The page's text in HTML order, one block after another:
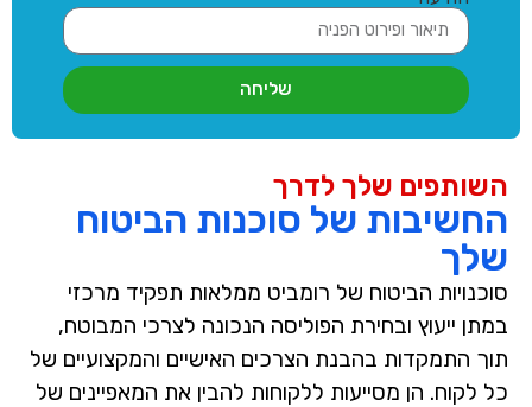
שליחה
השותפים שלך לדרך
החשיבות של סוכנות הביטוח
שלך
סוכנויות הביטוח של רומביט ממלאות תפקיד מרכזי
במתן ייעוץ ובחירת הפוליסה הנכונה לצרכי המבוטח,
תוך התמקדות בהבנת הצרכים האישיים והמקצועיים של
כל לקוח. הן מסייעות ללקוחות להבין את המאפיינים של